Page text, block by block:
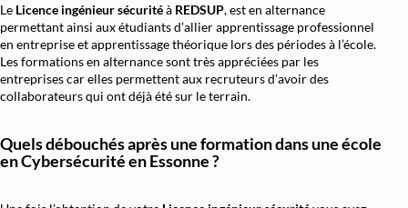
Le Licence ingénieur sécuritéà REDSUP, est en alternance
permettant ainsi aux étudiants d’allier apprentissage professionnel
en entreprise et apprentissage théorique lors des périodes à l’école.
Les formations en alternance sont très appréciées par les
entreprises car elles permettent aux recruteurs d’avoir des
collaborateurs qui ont déjà été sur le terrain.
Quels débouchés après une formation dans une école
en Cybersécurité en Essonne ?